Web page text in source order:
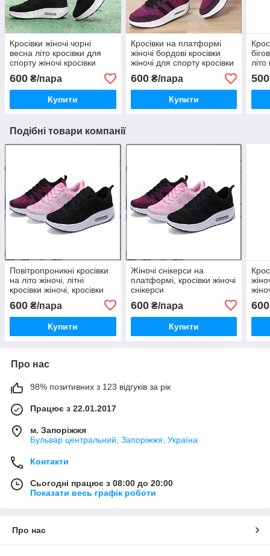
Кросівки жіночі чорні
весна літо кросівки для
спорту жіночі кросівки
чорні жіночі
600 ₴/пара
Купити
Кросівки на платформі
жіночі бордові кросівки
жіночі для спорту кросівки
на танкетці
600₴/пара
Купити
500
Подібні товари компанії
Повітропроникні кросівки
на літо жіночі, літні
кросівки жіночі, кросівки
600 ₴/пара
Купити
Жіночі снікерси на
платформі, кросівки жіночі
снікерси
600₴/пара
Купити
600
Про нас
98% позитивних з 123 відгуків за рік
Працює з 22.01.2017
м. Запоріжжя
Бульвар центральний, Запоріжжя, Україна
Контакти
Сьогодні працює з 08:00 до 20:00
Показати весь графік роботи
Про нас